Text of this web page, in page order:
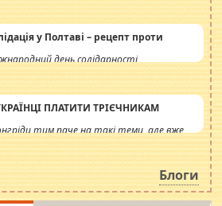
у Полтаві – рецепт проти
день солідарності
ПЛАТИТИ ТРІЄЧНИКАМ
тим паче на такі теми, але вже
Обурюють сьогоднішні інсенуації
питання. Штучно
ще одна соціальна катастрофа.
Блоги